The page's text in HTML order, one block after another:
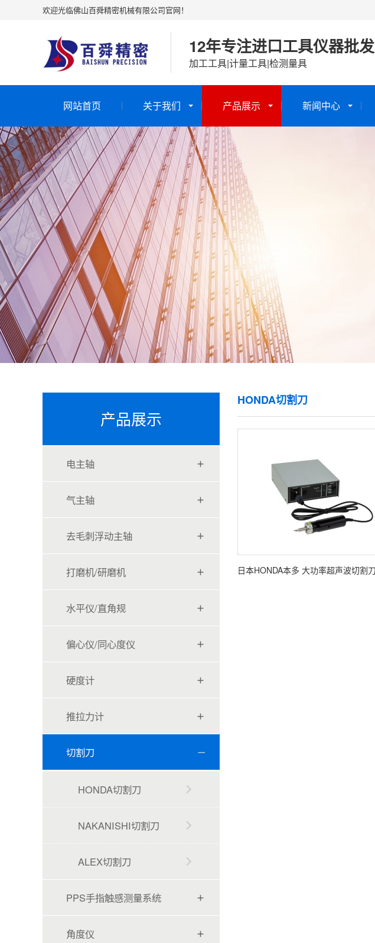
欢迎光临佛山百舜精密机械有限公司官网！
12年专注进口工具仪器批发
加工工具|计量工具|检测量具
网站首页 关于我们 产品展示 新闻中心
产品展示
电主轴
气主轴
去毛刺浮动主轴
打磨机/研磨机
水平仪/直角规
偏心仪/同心度仪
硬度计
推拉力计
切割刀
HONDA切割刀
NAKANISHI切割刀
ALEX切割刀
PPS手指触感测量系统
角度仪
HONDA切割刀